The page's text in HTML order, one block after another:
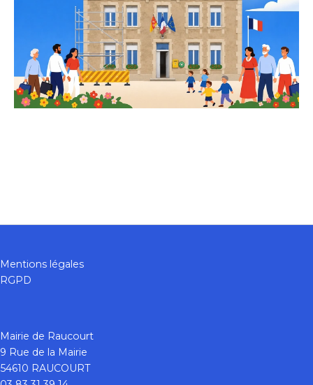
Mentions légales
RGPD
Mairie de Raucourt
9 Rue de la Mairie
54610 RAUCOURT